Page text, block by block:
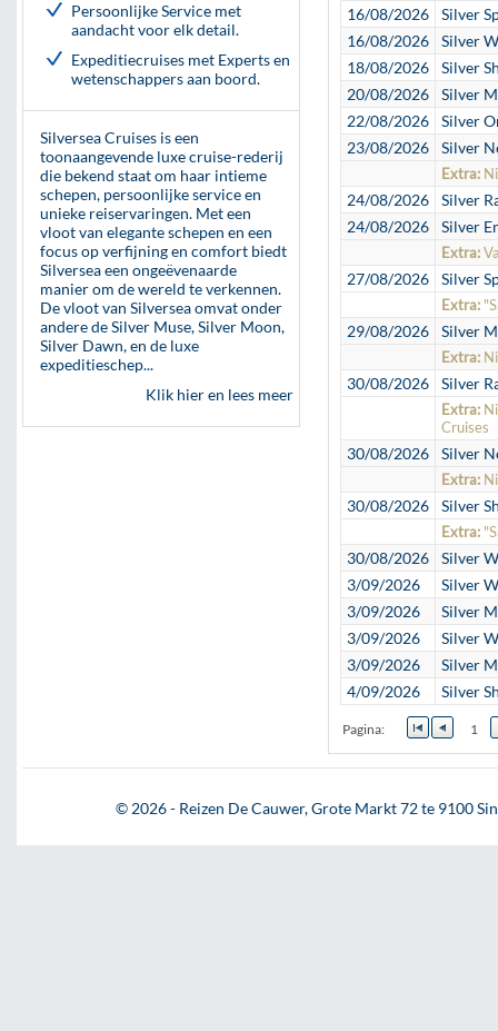
Persoonlijke Service met
aandacht voor elk detail.
Expeditiecruises met Experts en
wetenschappers aan boord.
Silversea Cruises is een
toonaangevende luxe cruise-rederij
die bekend staat om haar intieme
schepen, persoonlijke service en
unieke reiservaringen. Met een
vloot van elegante schepen en een
focus op verfijning en comfort biedt
Silversea een ongeëvenaarde
manier om de wereld te verkennen.
De vloot van Silversea omvat onder
andere de Silver Muse, Silver Moon,
Silver Dawn, en de luxe
expeditieschep...
Klik hier en lees meer
16/08/2026
Silver
16/08/2026
Silver
18/08/2026
Silver
20/08/2026
Silver
22/08/2026
Silver
23/08/2026
Silver
Extra:
24/08/2026
Silver
24/08/2026
Silver
Extra:
27/08/2026 Silver
Extra:
29/08/2026 Silver
Extra:
30/08/2026 Silver
Extra:
Cruises
30/08/2026 Silver
Extra:
30/08/2026 Silver
Extra:
30/08/2026
Silver
3/09/2026
Silver
3/09/2026
Silver
3/09/2026
Silver
3/09/2026
Silver
4/09/2026
Silver
Pagina: 1
© 2026 - Reizen De Cauwer, Grote Markt 72 te 9100